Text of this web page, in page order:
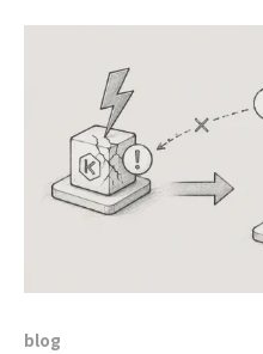
Kollex는 사용자에게 노출되
Episode를 떠받치는 플랫폼
blog